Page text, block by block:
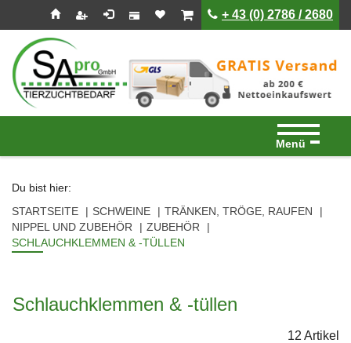
Seitenebreiche:
ist leerist leer+ 43 (0) 2786 / 2680
Menü
Du bist hier:
STARTSEITE
SCHWEINE
TRÄNKEN, TRÖGE, RAUFEN
NIPPEL UND ZUBEHÖR
ZUBEHÖR
SCHLAUCHKLEMMEN & -TÜLLEN
Schlauchklemmen & -tüllen
12 Artikel